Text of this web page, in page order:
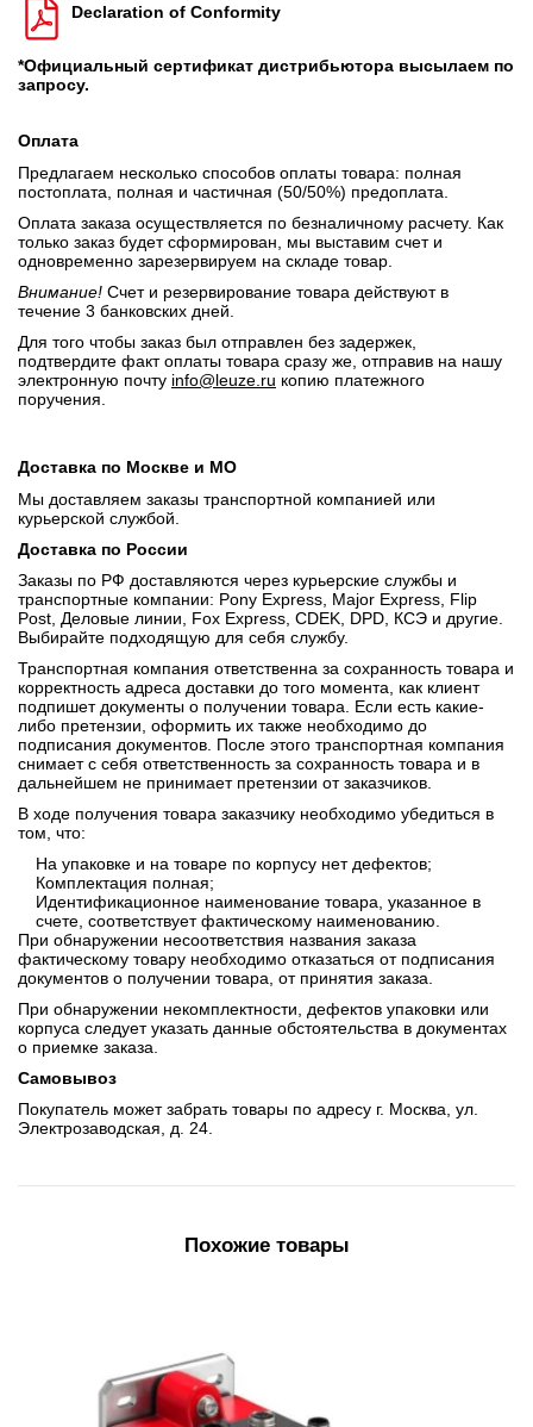
Declaration of Conformity
*Официальный сертификат дистрибьютора высылаем по
запросу.
Оплата
Предлагаем несколько способов оплаты товара: полная
постоплата, полная и частичная (50/50%) предоплата.
Оплата заказа осуществляется по безналичному расчету. Как
только заказ будет сформирован, мы выставим счет и
одновременно зарезервируем на складе товар.
Внимание! Счет и резервирование товара действуют в
течение 3 банковских дней.
Для того чтобы заказ был отправлен без задержек,
подтвердите факт оплаты товара сразу же, отправив на нашу
электронную почту info@leuze.ru копию платежного
поручения.
Доставка по Москве и МО
Мы доставляем заказы транспортной компанией или
курьерской службой.
Доставка по России
Заказы по РФ доставляются через курьерские службы и
транспортные компании: Pony Express, Major Express, Flip
Post, Деловые линии, Fox Express, CDEK, DPD, КСЭ и другие.
Выбирайте подходящую для себя службу.
Транспортная компания ответственна за сохранность товара и
корректность адреса доставки до того момента, как клиент
подпишет документы о получении товара. Если есть какие-
либо претензии, оформить их также необходимо до
подписания документов. После этого транспортная компания
снимает с себя ответственность за сохранность товара и в
дальнейшем не принимает претензии от заказчиков.
В ходе получения товара заказчику необходимо убедиться в
том, что:
На упаковке и на товаре по корпусу нет дефектов;
Комплектация полная;
Идентификационное наименование товара, указанное в
счете, соответствует фактическому наименованию.
При обнаружении несоответствия названия заказа
фактическому товару необходимо отказаться от подписания
документов о получении товара, от принятия заказа.
При обнаружении некомплектности, дефектов упаковки или
корпуса следует указать данные обстоятельства в документах
о приемке заказа.
Самовывоз
Покупатель может забрать товары по адресу г. Москва, ул.
Электрозаводская, д. 24.
Похожие товары